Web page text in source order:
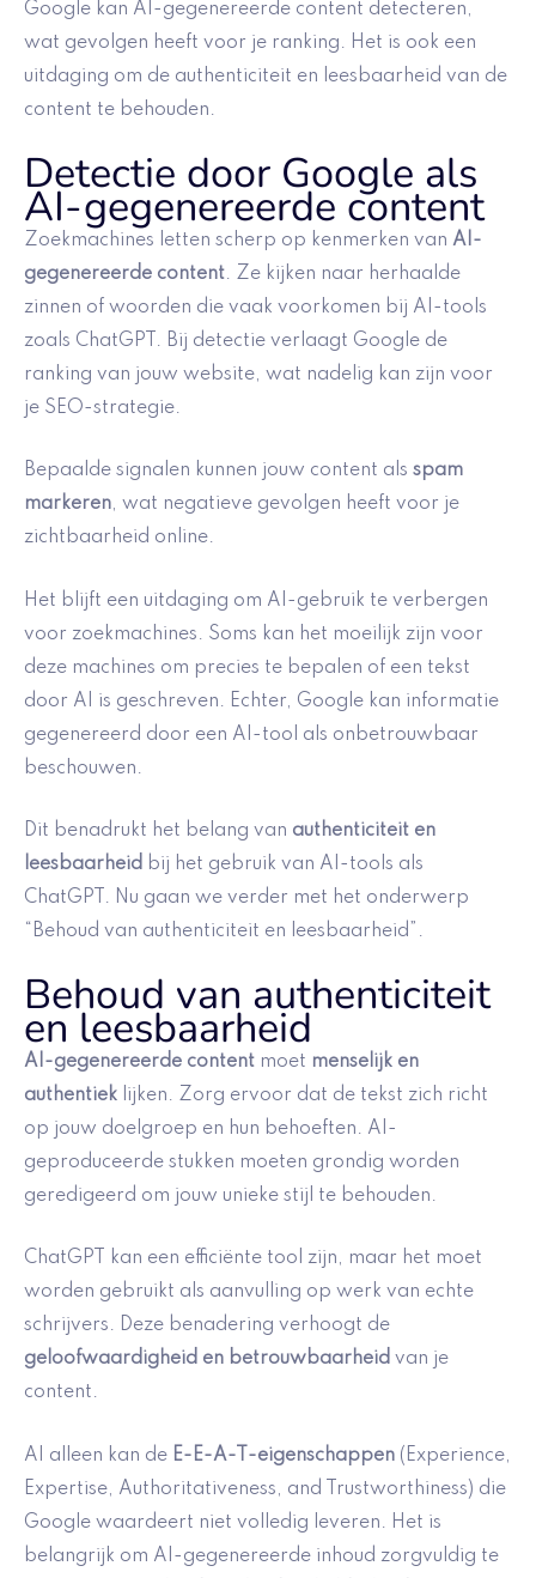
Google kan AI-gegenereerde content detecteren,
wat gevolgen heeft voor je ranking. Het is ook een
uitdaging om de authenticiteit en leesbaarheid van de
content te behouden.
Detectie door Google als
AI-gegenereerde content
Zoekmachines letten scherp op kenmerken van AI-
gegenereerde content. Ze kijken naar herhaalde
zinnen of woorden die vaak voorkomen bij AI-tools
zoals ChatGPT. Bij detectie verlaagt Google de
ranking van jouw website, wat nadelig kan zijn voor
je SEO-strategie.
Bepaalde signalen kunnen jouw content als spam
markeren, wat negatieve gevolgen heeft voor je
zichtbaarheid online.
Het blijft een uitdaging om AI-gebruik te verbergen
voor zoekmachines. Soms kan het moeilijk zijn voor
deze machines om precies te bepalen of een tekst
door AI is geschreven. Echter, Google kan informatie
gegenereerd door een AI-tool als onbetrouwbaar
beschouwen.
Dit benadrukt het belang van authenticiteit en
leesbaarheid bij het gebruik van AI-tools als
ChatGPT. Nu gaan we verder met het onderwerp
“Behoud van authenticiteit en leesbaarheid”.
Behoud van authenticiteit
en leesbaarheid
AI-gegenereerde content moet menselijk en
authentiek lijken. Zorg ervoor dat de tekst zich richt
op jouw doelgroep en hun behoeften. AI-
geproduceerde stukken moeten grondig worden
geredigeerd om jouw unieke stijl te behouden.
ChatGPT kan een efficiënte tool zijn, maar het moet
worden gebruikt als aanvulling op werk van echte
schrijvers. Deze benadering verhoogt de
geloofwaardigheid en betrouwbaarheid van je
content.
AI alleen kan de E-E-A-T-eigenschappen (Experience,
Expertise, Authoritativeness, and Trustworthiness) die
Google waardeert niet volledig leveren. Het is
belangrijk om AI-gegenereerde inhoud zorgvuldig te